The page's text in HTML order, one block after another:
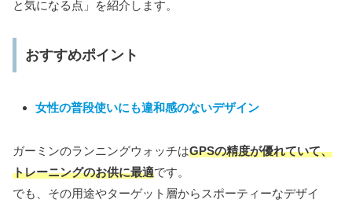
と気になる点」を紹介します。
おすすめポイント
女性の普段使いにも違和感のないデザイン
ガーミンのランニングウォッチはGPSの精度が優れていて、
トレーニングのお供に最適です。
でも、その用途やターゲット層からスポーティーなデザイ